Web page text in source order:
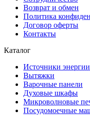
Возврат и обмен
Политика
Договор оферты
Контакты
Каталог
Источники
Вытяжки
Варочные панели
Духовые шкафы
Микроволновые
Посудомоечные